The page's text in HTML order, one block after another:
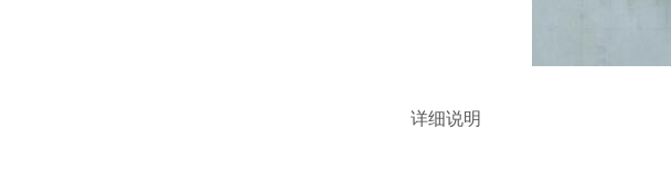
详细说明